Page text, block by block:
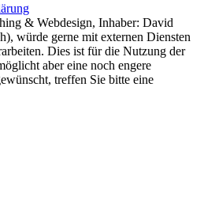
& Webdesign, Inhaber: David
würde gerne mit externen Diensten
Dies ist für die Nutzung der
aber eine noch engere
treffen Sie bitte eine